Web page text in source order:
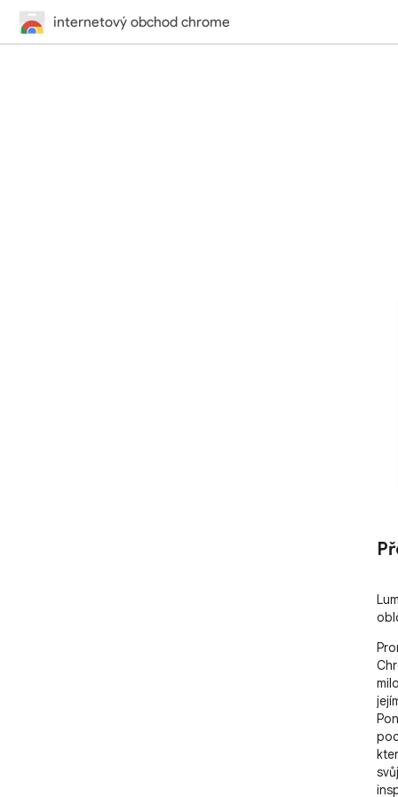
internetový obchod chrome